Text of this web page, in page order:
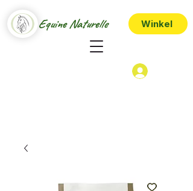
Equine Naturelle Winkel